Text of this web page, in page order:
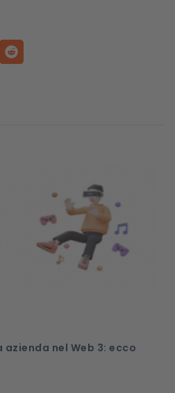
nel Web 3: ecco